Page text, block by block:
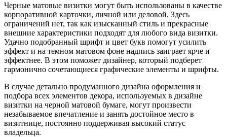
Черные матовые визитки могут быть использованы в качестве
корпоративной карточки, личной или деловой. Здесь
ограничений нет, так как изысканный стиль и прекрасные
внешние характеристики подходят для любого вида визитки.
Удачно подобранный шрифт и цвет букв помогут усилить
эффект и на темном матовом фоне надпись заиграет ярче и
эффектнее. В этом поможет дизайнер, который подберет
гармонично сочетающиеся графические элементы и шрифты.
В случае детально продуманного дизайна оформления и
подбора всех элементов декора, используемых в дизайне
визитки на черной матовой бумаге, могут произвести
незабываемое впечатление и занять достойное место в
визитнице, постоянно поддерживая высокий статус
владельца.